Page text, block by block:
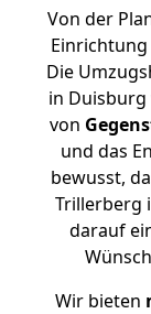
Von der
Die
in Duisburg
von
und das
bewusst,
Trillerberg
darauf
Wir bieten